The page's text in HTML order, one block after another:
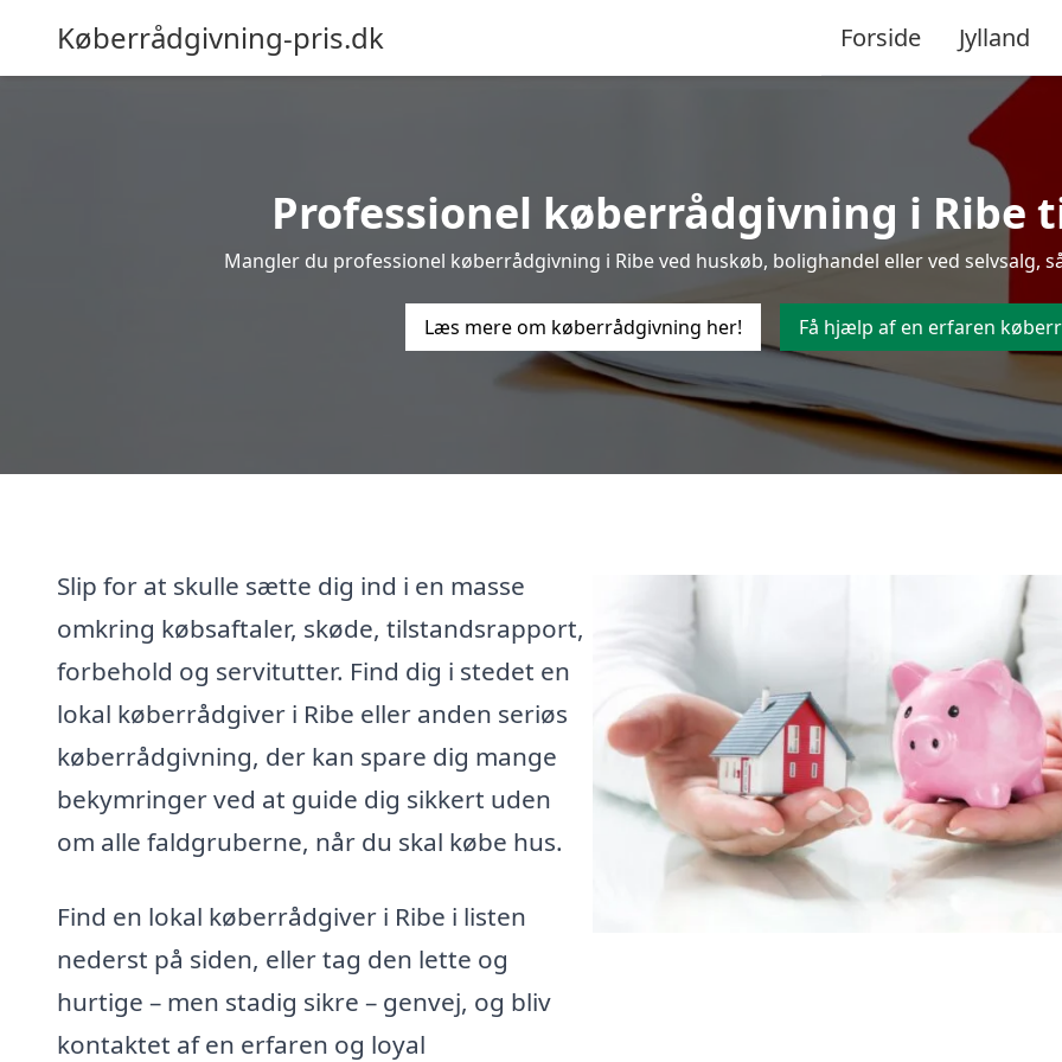
Køberrådgivning-pris.dk Forside Jylland
Professionel køberrådgivning i Ribe
Mangler du professionel køberrådgivning i Ribe ved huskøb, bolighandel eller ved selvsalg,
Læs mere om køberrådgivning her! Få hjælp af en erfaren
Slip for at skulle sætte dig ind i en masse
omkring købsaftaler, skøde, tilstandsrapport,
forbehold og servitutter. Find dig i stedet en
lokal køberrådgiver i Ribe eller anden seriøs
køberrådgivning, der kan spare dig mange
bekymringer ved at guide dig sikkert uden
om alle faldgruberne, når du skal købe hus.
Find en lokal køberrådgiver i Ribe i listen
nederst på siden, eller tag den lette og
hurtige – men stadig sikre – genvej, og bliv
kontaktet af en erfaren og loyal